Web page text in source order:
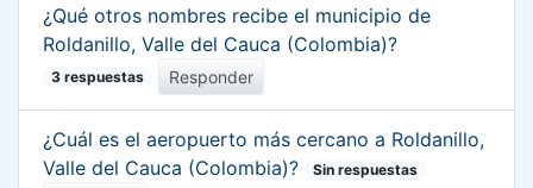
¿Qué otros nombres recibe el municipio de
Roldanillo, Valle del Cauca (Colombia)?
3 respuestas Responder
¿Cuál es el aeropuerto más cercano a Roldanillo,
Valle del Cauca (Colombia)?
Sin respuestas